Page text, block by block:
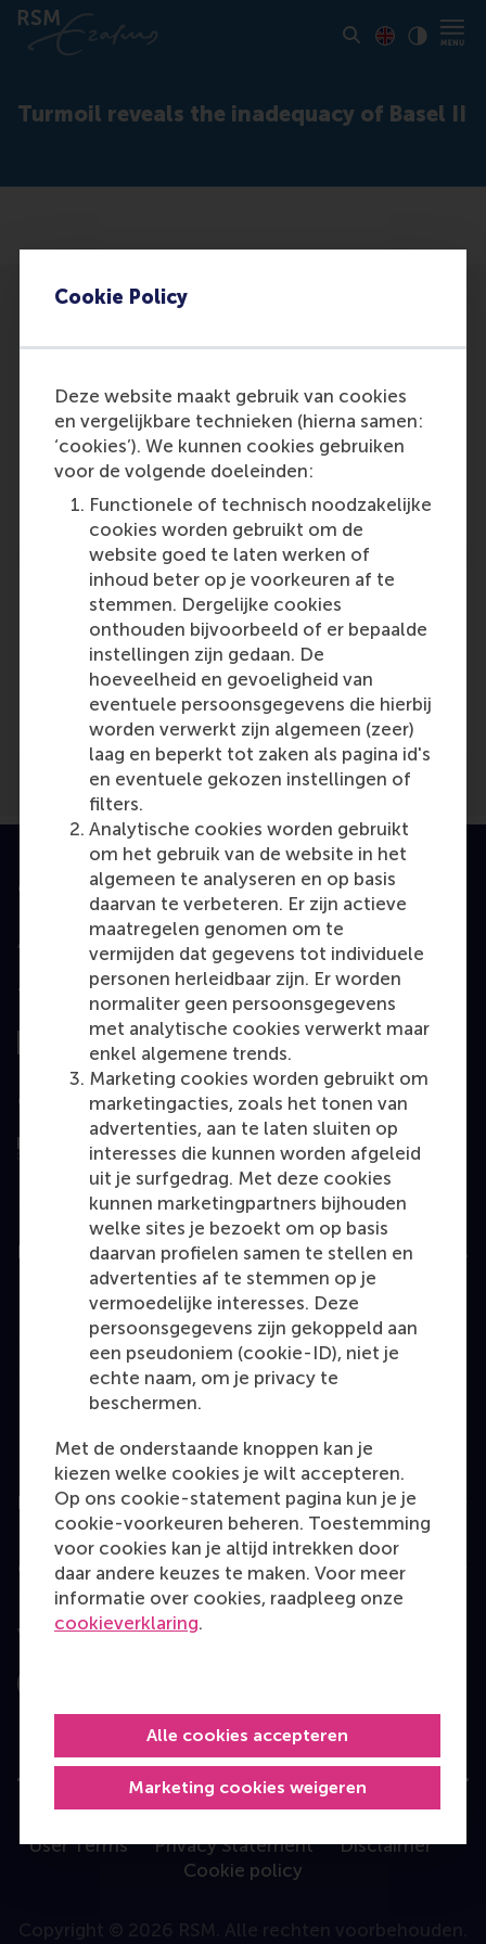
Cookie Policy
Deze website maakt gebruik van cookies
en vergelijkbare technieken (hierna samen:
‘cookies’). We kunnen cookies gebruiken
voor de volgende doeleinden:
Functionele of technisch noodzakelijke
cookies worden gebruikt om de
website goed te laten werken of
inhoud beter op je voorkeuren af te
stemmen. Dergelijke cookies
onthouden bijvoorbeeld of er bepaalde
instellingen zijn gedaan. De
hoeveelheid en gevoeligheid van
eventuele persoonsgegevens die hierbij
worden verwerkt zijn algemeen (zeer)
laag en beperkt tot zaken als pagina id's
en eventuele gekozen instellingen of
filters.
Analytische cookies worden gebruikt
om het gebruik van de website in het
algemeen te analyseren en op basis
daarvan te verbeteren. Er zijn actieve
maatregelen genomen om te
vermijden dat gegevens tot individuele
personen herleidbaar zijn. Er worden
normaliter geen persoonsgegevens
met analytische cookies verwerkt maar
enkel algemene trends.
Marketing cookies worden gebruikt om
marketingacties, zoals het tonen van
advertenties, aan te laten sluiten op
interesses die kunnen worden afgeleid
uit je surfgedrag. Met deze cookies
kunnen marketingpartners bijhouden
welke sites je bezoekt om op basis
daarvan profielen samen te stellen en
advertenties af te stemmen op je
vermoedelijke interesses. Deze
persoonsgegevens zijn gekoppeld aan
een pseudoniem (cookie-ID), niet je
echte naam, om je privacy te
beschermen.
Met de onderstaande knoppen kan je
kiezen welke cookies je wilt accepteren.
Op ons cookie-statement pagina kun je je
cookie-voorkeuren beheren. Toestemming
voor cookies kan je altijd intrekken door
daar andere keuzes te maken. Voor meer
informatie over cookies, raadpleeg onze
cookieverklaring.
Marketing cookies weigeren
Alle cookies accepteren
Turmoil reveals the inadequacy of Basel II
Participants
Benink, H.; Kaufman, G.
Role: General
Reference type: Journalist
Media Outlets
Marketing Tribune(Unknown)
Geaccrediteerd door
Top gerangschikt
Geëvalueerd door
Education
Bachelor
Executive Education
Programme finder
Information for
Contact
Volg ons
User Terms Privacy Statement
Disclaimer
Cookie policy